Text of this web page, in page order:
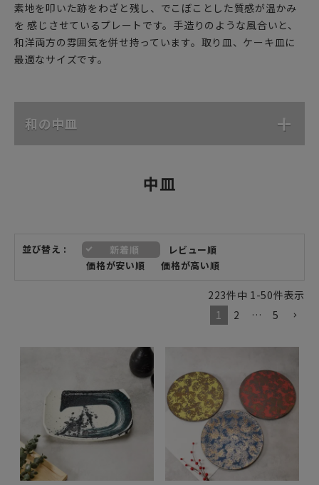
素地を叩いた跡をわざと残し、でこぼことした質感が温かみ
を 感じさせているプレートです。手造りのような風合いと、
和洋両方の雰囲気を併せ持っています。取り皿、ケーキ皿に
最適なサイズです。
和の中皿
中皿
並び替え 新着順
レビュー順
価格が安い順
価格が高い順
223件中 1-50件表示
1
2 … 5